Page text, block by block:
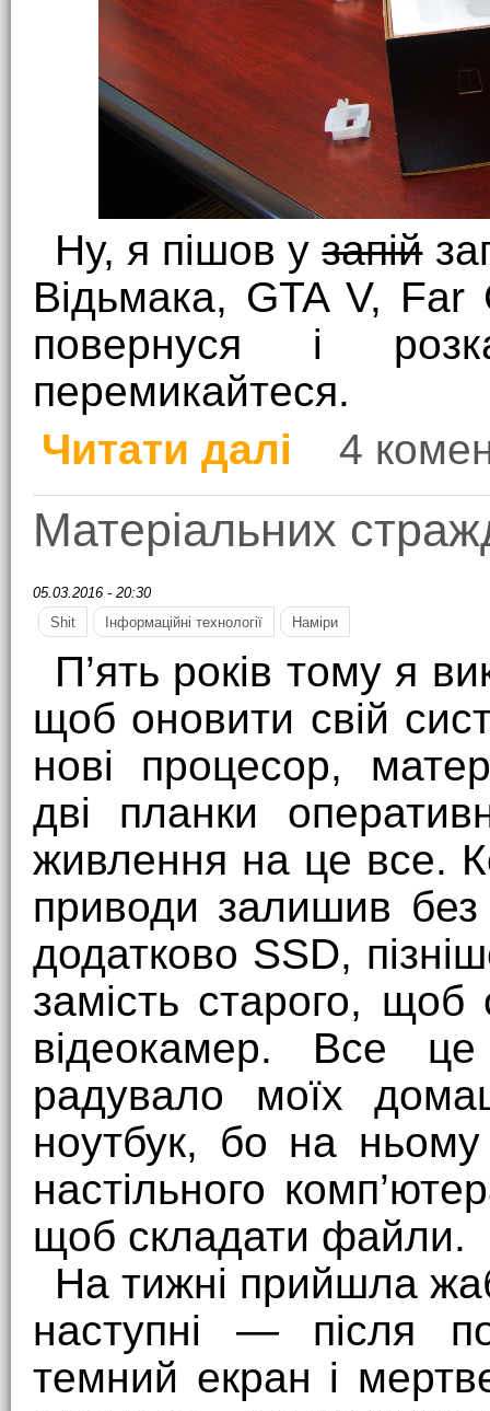
Ну, я пішов узапій
Відьмака, GTA V, Far
повернуся і
перемикайтеся.
Читати далі
про Психанув
4
Матеріальних
05.03.2016 - 20:30
Shit
Інформаційні технології Наміри
П’ять років тому я
щоб оновити свій
нові процесор,
дві планки
живлення на це все.
приводи залишив
додатково SSD,
замість старого,
відеокамер. Все
радувало моїх
ноутбук, бо на
настільного
щоб складати файли.
На тижні прийшла
наступні — після
темний екран і